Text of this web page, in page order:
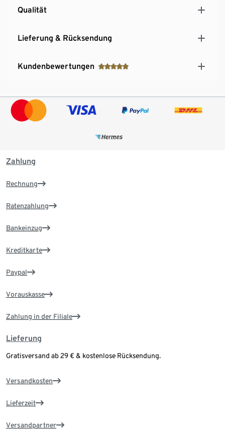
Qualität
Lieferung & Rücksendung
Kundenbewertungen
Zahlung
Rechnung
Ratenzahlung
Bankeinzug
Kreditkarte
Paypal
Vorauskasse
Zahlung in der Filiale
Lieferung
Gratisversand ab 29 € & kostenlose Rücksendung.
Versandkosten
Lieferzeit
Versandpartner